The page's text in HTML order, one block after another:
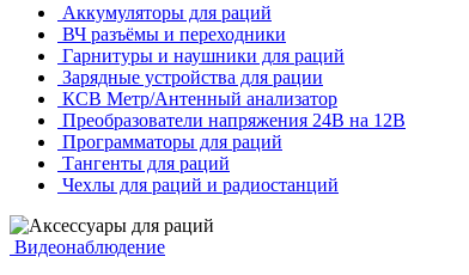
Аккумуляторы для раций
ВЧ разъёмы и переходники
Гарнитуры и наушники для раций
Зарядные устройства для рации
КСВ Метр/Антенный анализатор
Преобразователи напряжения 24В на 12В
Программаторы для раций
Тангенты для раций
Чехлы для раций и радиостанций
Видеонаблюдение